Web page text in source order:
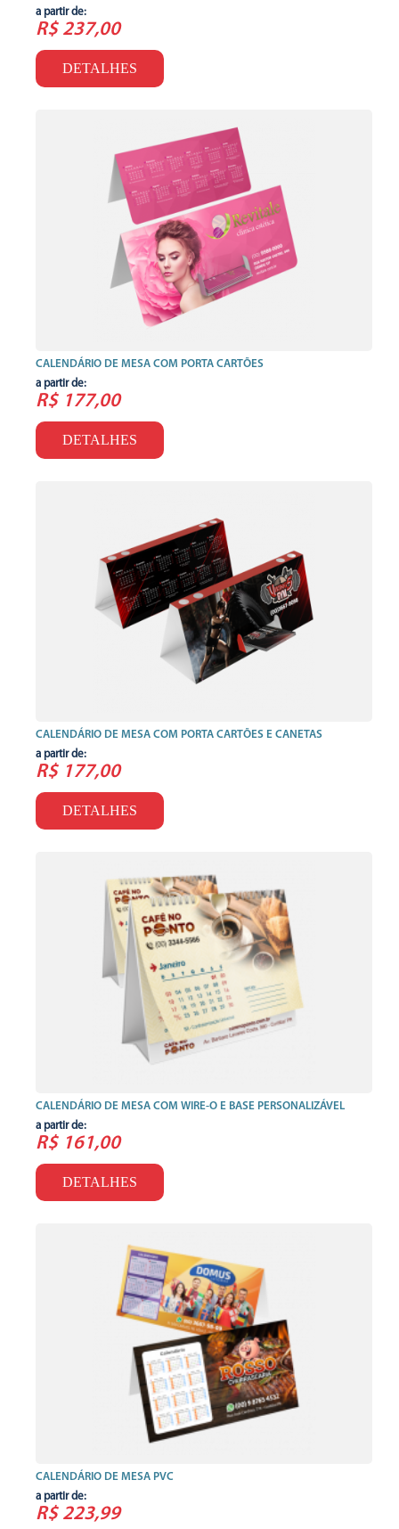
a partir de:
R$ 237,00
DETALHES
CALENDÁRIO DE MESA COM PORTA CARTÕES
a partir de:
R$ 177,00
DETALHES
CALENDÁRIO DE MESA COM PORTA CARTÕES E CANETAS
a partir de:
R$ 177,00
DETALHES
CALENDÁRIO DE MESA COM WIRE-O E BASE PERSONALIZÁVEL
a partir de:
R$ 161,00
DETALHES
CALENDÁRIO DE MESA PVC
a partir de:
R$ 223,99